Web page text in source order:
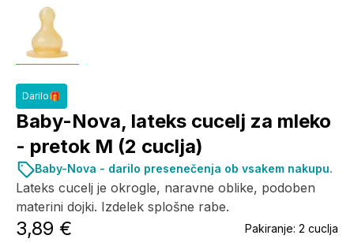
Darilo🎁
Baby-Nova, lateks cucelj za mleko
- pretok M (2 cuclja)
Lateks cucelj je okrogle, naravne oblike, podoben
materini dojki. Izdelek splošne rabe.
3,89 € Pakiranje: 2 cuclja
Baby-Nova - darilo presenečenja ob vsakem nakupu.